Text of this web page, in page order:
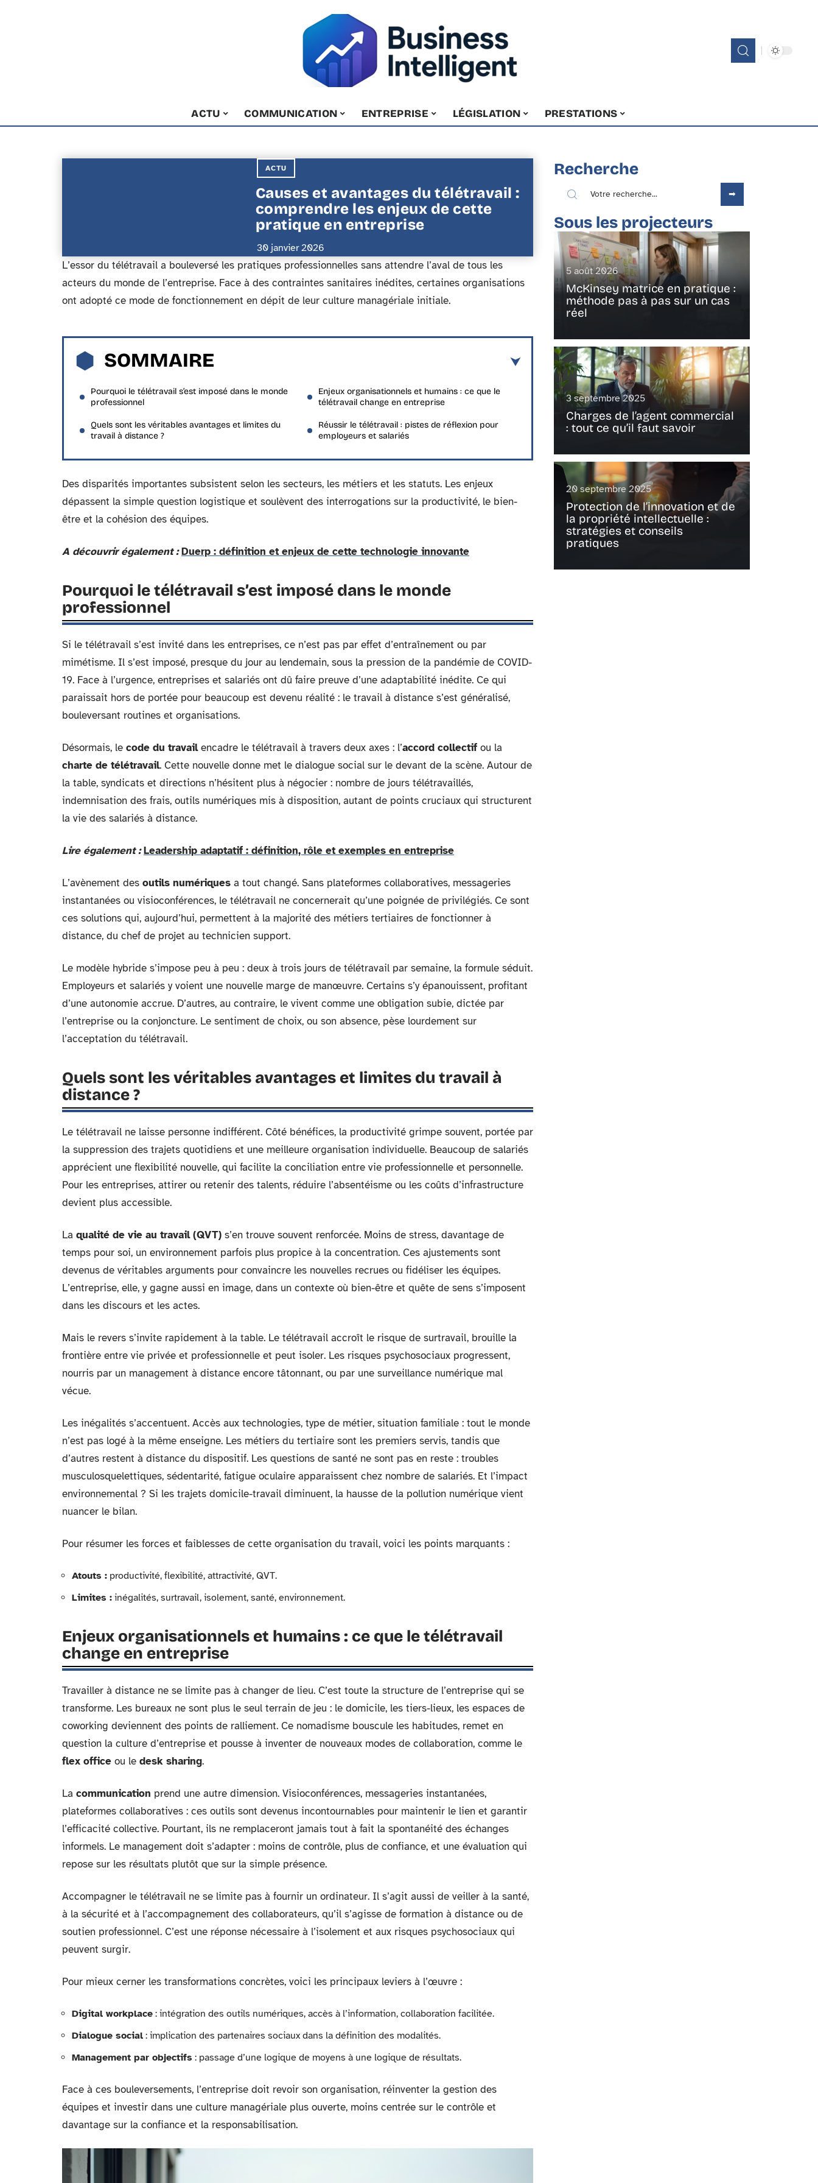
ACTU COMMUNICATION ENTREPRISE LÉGISLATION PRESTATIONS
ACTU
Causes et avantages du télétravail :
comprendre les enjeux de cette
pratique en entreprise
30 janvier 2026
L’essor du télétravail a bouleversé les pratiques professionnelles sans attendre l’aval de tous les
acteurs du monde de l’entreprise. Face à des contraintes sanitaires inédites, certaines organisations
ont adopté ce mode de fonctionnement en dépit de leur culture managériale initiale.
SOMMAIRE
Pourquoi le télétravail s’est imposé dans le monde
professionnel
Quels sont les véritables avantages et limites du
travail à distance ?
Enjeux organisationnels et humains : ce que le
télétravail change en entreprise
Réussir le télétravail : pistes de réflexion pour
employeurs et salariés
Des disparités importantes subsistent selon les secteurs, les métiers et les statuts. Les enjeux
dépassent la simple question logistique et soulèvent des interrogations sur la productivité, le bien-
être et la cohésion des équipes.
A découvrir également : Duerp : définition et enjeux de cette technologie innovante
Pourquoi le télétravail s’est imposé dans le monde
professionnel
Si le télétravail s’est invité dans les entreprises, ce n’est pas par effet d’entraînement ou par
mimétisme. Il s’est imposé, presque du jour au lendemain, sous la pression de la pandémie de COVID-
19. Face à l’urgence, entreprises et salariés ont dû faire preuve d’une adaptabilité inédite. Ce qui
paraissait hors de portée pour beaucoup est devenu réalité : le travail à distance s’est généralisé,
bouleversant routines et organisations.
Désormais, le code du travailencadre le télétravail à travers deux axes : l’accord collectif ou la
charte de télétravail. Cette nouvelle donne met le dialogue social sur le devant de la scène. Autour de
la table, syndicats et directions n’hésitent plus à négocier : nombre de jours télétravaillés,
indemnisation des frais, outils numériques mis à disposition, autant de points cruciaux qui structurent
la vie des salariés à distance.
Lire également : Leadership adaptatif : définition, rôle et exemples en entreprise
L’avènement des outils numériques a tout changé. Sans plateformes collaboratives, messageries
instantanées ou visioconférences, le télétravail ne concernerait qu’une poignée de privilégiés. Ce sont
ces solutions qui, aujourd’hui, permettent à la majorité des métiers tertiaires de fonctionner à
distance, du chef de projet au technicien support.
Le modèle hybride s’impose peu à peu : deux à trois jours de télétravail par semaine, la formule séduit.
Employeurs et salariés y voient une nouvelle marge de manœuvre. Certains s’y épanouissent, profitant
d’une autonomie accrue. D’autres, au contraire, le vivent comme une obligation subie, dictée par
l’entreprise ou la conjoncture. Le sentiment de choix, ou son absence, pèse lourdement sur
l’acceptation du télétravail.
Quels sont les véritables avantages et limites du travail à
distance ?
Le télétravail ne laisse personne indifférent. Côté bénéfices, la productivité grimpe souvent, portée par
la suppression des trajets quotidiens et une meilleure organisation individuelle. Beaucoup de salariés
apprécient une flexibilité nouvelle, qui facilite la conciliation entre vie professionnelle et personnelle.
Pour les entreprises, attirer ou retenir des talents, réduire l’absentéisme ou les coûts d’infrastructure
devient plus accessible.
La qualité de vie au travail (QVT) s’en trouve souvent renforcée. Moins de stress, davantage de
temps pour soi, un environnement parfois plus propice à la concentration. Ces ajustements sont
devenus de véritables arguments pour convaincre les nouvelles recrues ou fidéliser les équipes.
L’entreprise, elle, y gagne aussi en image, dans un contexte où bien-être et quête de sens s’imposent
dans les discours et les actes.
Mais le revers s’invite rapidement à la table. Le télétravail accroît le risque de surtravail, brouille la
frontière entre vie privée et professionnelle et peut isoler. Les risques psychosociaux progressent,
nourris par un management à distance encore tâtonnant, ou par une surveillance numérique mal
vécue.
Les inégalités s’accentuent. Accès aux technologies, type de métier, situation familiale : tout le monde
n’est pas logé à la même enseigne. Les métiers du tertiaire sont les premiers servis, tandis que
d’autres restent à distance du dispositif. Les questions de santé ne sont pas en reste : troubles
musculosquelettiques, sédentarité, fatigue oculaire apparaissent chez nombre de salariés. Et l’impact
environnemental ? Si les trajets domicile-travail diminuent, la hausse de la pollution numérique vient
nuancer le bilan.
Pour résumer les forces et faiblesses de cette organisation du travail, voici les points marquants :
Atouts : productivité, flexibilité, attractivité, QVT.
Limites : inégalités, surtravail, isolement, santé, environnement.
Enjeux organisationnels et humains : ce que le télétravail
change en entreprise
Travailler à distance ne se limite pas à changer de lieu. C’est toute la structure de l’entreprise qui se
transforme. Les bureaux ne sont plus le seul terrain de jeu : le domicile, les tiers-lieux, les espaces de
coworking deviennent des points de ralliement. Ce nomadisme bouscule les habitudes, remet en
question la culture d’entreprise et pousse à inventer de nouveaux modes de collaboration, comme le
flex office ou le desk sharing.
La communication prend une autre dimension. Visioconférences, messageries instantanées,
plateformes collaboratives : ces outils sont devenus incontournables pour maintenir le lien et garantir
l’efficacité collective. Pourtant, ils ne remplaceront jamais tout à fait la spontanéité des échanges
informels. Le management doit s’adapter : moins de contrôle, plus de confiance, et une évaluation qui
repose sur les résultats plutôt que sur la simple présence.
Accompagner le télétravail ne se limite pas à fournir un ordinateur. Il s’agit aussi de veiller à la santé,
à la sécurité et à l’accompagnement des collaborateurs, qu’il s’agisse de formation à distance ou de
soutien professionnel. C’est une réponse nécessaire à l’isolement et aux risques psychosociaux qui
peuvent surgir.
Pour mieux cerner les transformations concrètes, voici les principaux leviers à l’œuvre :
Digital workplace : intégration des outils numériques, accès à l’information, collaboration facilitée.
Dialogue social : implication des partenaires sociaux dans la définition des modalités.
Management par objectifs : passage d’une logique de moyens à une logique de résultats.
Face à ces bouleversements, l’entreprise doit revoir son organisation, réinventer la gestion des
équipes et investir dans une culture managériale plus ouverte, moins centrée sur le contrôle et
davantage sur la confiance et la responsabilisation.
Recherche
Sous les projecteurs
5 août 2026
McKinsey matrice en pratique :
méthode pas à pas sur un cas
réel
3 septembre 2025
Charges de l’agent commercial
: tout ce qu’il faut savoir
20 septembre 2025
Protection de l’innovation et de
la propriété intellectuelle :
stratégies et conseils
pratiques